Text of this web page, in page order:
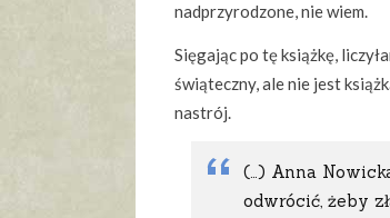
nadprzyrodzone, nie wiem.
Sięgając po tę książkę,
świąteczny, ale nie jest
nastrój.
(…) Anna
odwrócić, żeby